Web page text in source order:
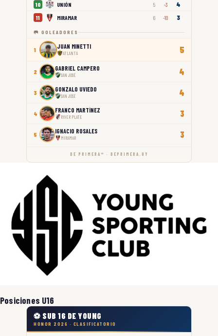
10 UNIÓN 5 -3 4
11 MIRAMAR 6 -10 3
🥅 GOLEADORES
1 JUAN MINETTI
ATLANTA 5
2 GABRIEL CAMPERO
SAN JOSÉ 4
3 GONZALO UVIEDO
SAN JOSÉ 4
4 FRANCO MARTÍNEZ
RIVER PLATE 3
5 IGNACIO ROSALES
MIRAMAR 3
DE PRIMERA™ · DEPRIMERA.UY
Posiciones U16
⚽ SUB 16 DE YOUNG
HONOR 2026 · CLASIFICATORIO